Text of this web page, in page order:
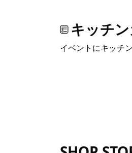
キッチ
イベントにキッチ